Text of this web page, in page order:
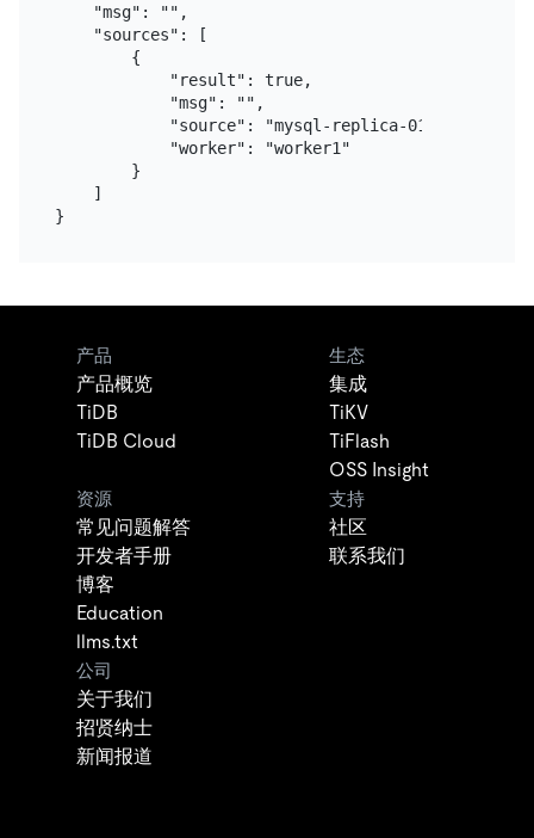
    "msg": "",
    "sources": [
        {
            "result": true,
            "msg": "",
            "source": "mysql-replica-01",
            "worker": "worker1"
        }
    ]
产品
产品概览
TiDB
TiDB Cloud
生态
集成
TiKV
TiFlash
OSS Insight
资源
常见问题解答
开发者手册
博客
Education
llms.txt
支持
社区
联系我们
公司
关于我们
招贤纳士
新闻报道